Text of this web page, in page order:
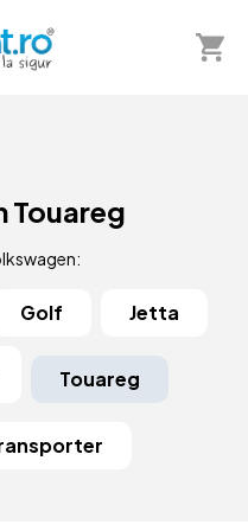
Arată
Touareg
Golf Jetta
Touareg